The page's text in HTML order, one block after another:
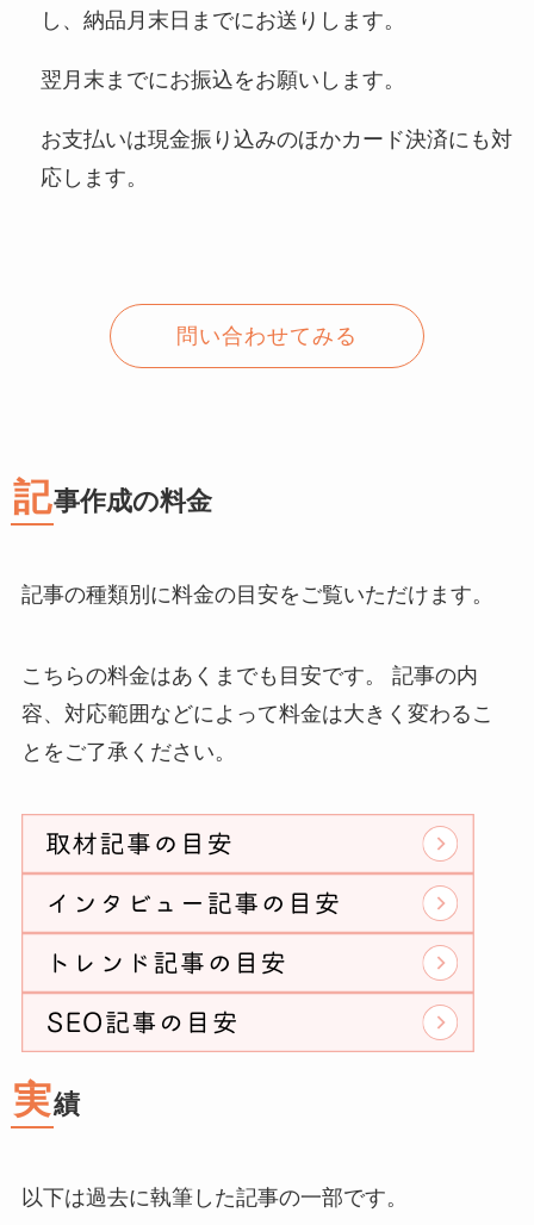
し、納品月末日までにお送りします。
​翌月末までにお振込をお願いします。
​お支払いは現金振り込みのほかカード決済にも対
応します。
問い合わせてみる
記事作成の料金
記事の種類別に料金の目安をご覧いただけます。
こちらの料金はあくまでも目安です。 記事の内
容、対応範囲などによって料金は大きく変わるこ
とをご了承ください。
実績
以下は過去に執筆した記事の一部です。